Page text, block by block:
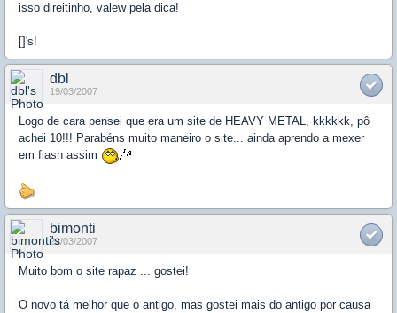
isso direitinho, valew pela dica!
[]'s!
dbl
19/03/2007
Logo de cara pensei que era um site de HEAVY METAL, kkkkkk, pô
achei 10!!! Parabéns muito maneiro o site... ainda aprendo a mexer
em flash assim
bimonti
22/03/2007
Muito bom o site rapaz ... gostei!
O novo tá melhor que o antigo, mas gostei mais do antigo por causa